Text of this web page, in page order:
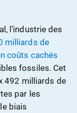
l’industrie des
milliards de
coûts cachés
fossiles. Cet
492 milliards de
par les
biais